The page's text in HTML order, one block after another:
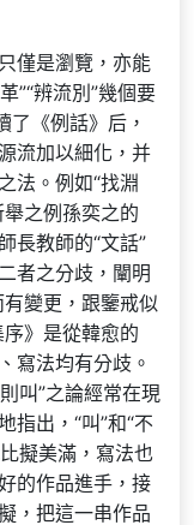
僅是瀏覽，亦能
”“辨流別”幾個要
了《例話》后，
流加以細化，并
法。例如“找淵
之例孫奕之的
長教師的“文話”
者之分歧，闡明
變更，跟鑒戒似
》是從韓愈的
寫法均有分歧。
叫”之論經常在現
指出，“叫”和“不
擬美滿，寫法也
的作品進手，接
，把這一串作品